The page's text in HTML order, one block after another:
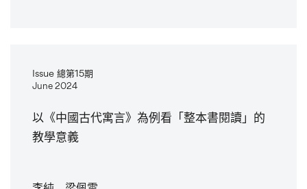
Issue 總第15期
June 2024
以《中國古代寓言》為例看「整本書閱讀」的
教學意義